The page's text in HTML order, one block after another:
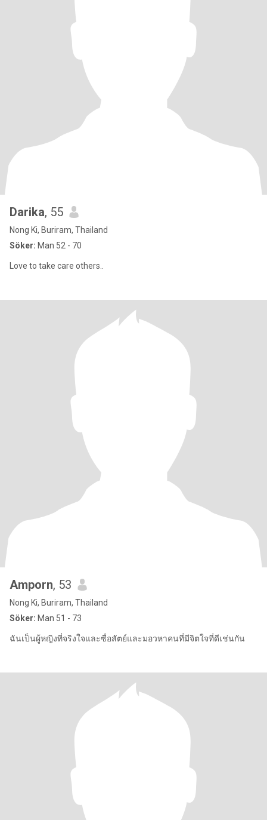
Darika, 55
Nong Ki, Buriram, Thailand
Söker: Man 52 - 70
Love to take care others..
Amporn, 53
Nong Ki, Buriram, Thailand
Söker: Man 51 - 73
ฉันเป็นผู้หญิงที่จริงใจและซื่อสัตย์และมอวหาคนที่มีจิตใจที่ดีเช่นกัน